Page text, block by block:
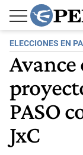
ELECCIONES EN
PASO
JxC